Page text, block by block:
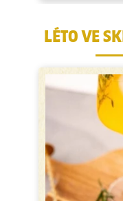
LÉTO VE